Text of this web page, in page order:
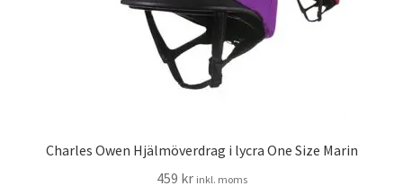
Charles Owen Hjälmöverdrag i lycra One Size Marin
459 kr inkl. moms